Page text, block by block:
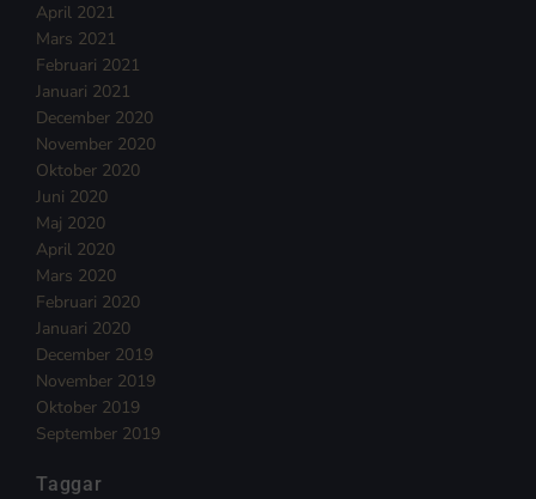
April 2021
Mars 2021
Februari 2021
Januari 2021
December 2020
November 2020
Oktober 2020
Juni 2020
Maj 2020
April 2020
Mars 2020
Februari 2020
Januari 2020
December 2019
November 2019
Oktober 2019
September 2019
Taggar